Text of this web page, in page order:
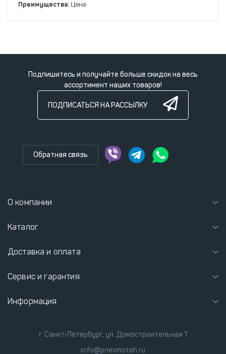
Преимущества: Цена
Подпишитесь и получайте больше скидок на весь
ассортимент наших товаров!
ПОДПИСАТЬСЯ НА РАССЫЛКУ
Обратная связь
О компании
Каталог
Доставка и оплата
Сервис и гарантия
Информация
г. Санкт-Петербург, ул. Домостроительная 1
info@pnevmoteh.ru